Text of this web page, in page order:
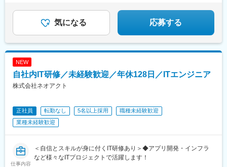
気になる 応募する
NEW
自社内IT研修／未経験歓迎／年休128日／ITエンジニア
株式会社ネオアクト
正社員 転勤なし 5名以上採用
職種未経験歓迎
業種未経験歓迎
仕事内容
＜自信とスキルが身に付くIT研修あり＞◆アプリ開発・インフラ
など様々なITプロジェクトで活躍します！